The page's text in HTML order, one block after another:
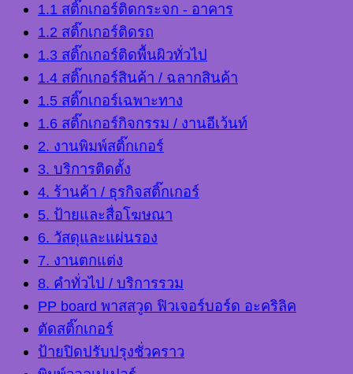
1.1 สติ๊กเกอร์ติดกระจก - อาคาร
1.2 สติ๊กเกอร์ติดรถ
1.3 สติ๊กเกอร์ติดพื้นผิวทั่วไป
1.4 สติ๊กเกอร์สินค้า / ฉลากสินค้า
1.5 สติ๊กเกอร์เฉพาะทาง
1.6 สติ๊กเกอร์กิจกรรม / งานอีเว้นท์
2. งานพิมพ์สติ๊กเกอร์
3. บริการติดตั้ง
4. ร้านค้า / ธุรกิจสติ๊กเกอร์
5. ป้ายและสื่อโฆษณา
6. วัสดุและแผ่นรอง
7. งานตกแต่ง
8. คำทั่วไป / บริการรวม
PP board พาสสวูด ฟิวเจอร์บอร์ด อะคริลิค
ตัดสติ๊กเกอร์
ป้ายปิดปรับปรุงชั่วคราว